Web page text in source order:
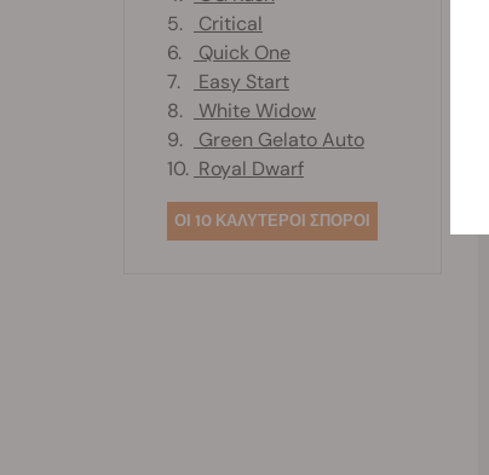
5.
Critical
6.
Quick One
7.
Easy Start
8.
White Widow
9.
Green Gelato Auto
10. Royal Dwarf
ΟΙ 10 ΚΑΛΥΤΕΡΟΙ ΣΠΟΡΟΙ